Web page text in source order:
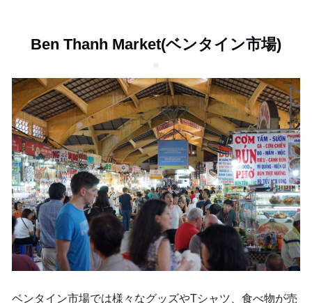
Ben Thanh Market(ベンタイン市場)
ベンタイン市場では様々なグッズやTシャツ、食べ物が売